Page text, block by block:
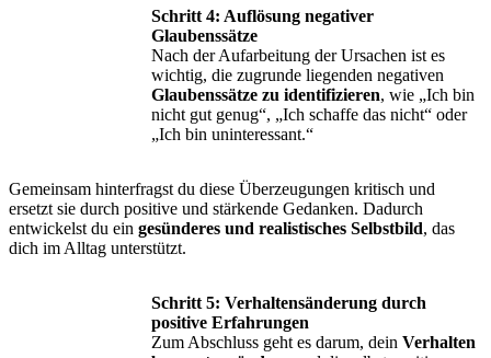
Schritt 4: Auflösung negativer
Glaubenssätze
Nach der Aufarbeitung der Ursachen ist es
wichtig, die zugrunde liegenden negativen
Glaubenssätze zu identifizieren, wie „Ich bin
nicht gut genug“, „Ich schaffe das nicht“ oder
„Ich bin uninteressant.“
Gemeinsam hinterfragst du diese Überzeugungen kritisch und
ersetzt sie durch positive und stärkende Gedanken. Dadurch
entwickelst du ein gesünderes und realistisches Selbstbild, das
dich im Alltag unterstützt.
Schritt 5: Verhaltensänderung durch
positive Erfahrungen
Zum Abschluss geht es darum, dein Verhalten